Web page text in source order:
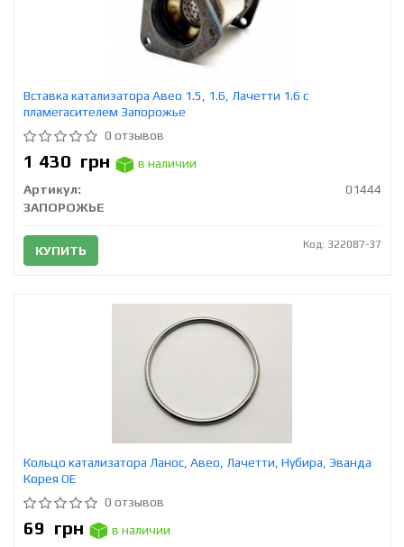
Вставка катализатора Авео 1.5, 1.6, Лачетти 1.6 с
пламегасителем Запорожье
0 отзывов
1 430 грн
в наличии
Артикул:
01444
ЗАПОРОЖЬЕ
КУПИТЬ Код: 322087-37
Кольцо катализатора Ланос, Авео, Лачетти, Нубира, Эванда
Корея ОЕ
0 отзывов
69 грн
в наличии